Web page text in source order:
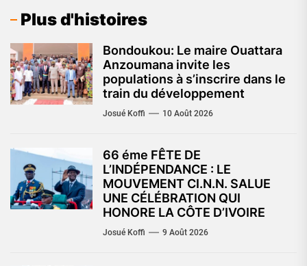
Plus d'histoires
Bondoukou: Le maire Ouattara
Anzoumana invite les
populations à s’inscrire dans le
train du développement
Josué Koffi 10 Août 2026
66 éme FÊTE DE
L’INDÉPENDANCE : LE
MOUVEMENT CI.N.N. SALUE
UNE CÉLÉBRATION QUI
HONORE LA CÔTE D’IVOIRE
Josué Koffi 9 Août 2026